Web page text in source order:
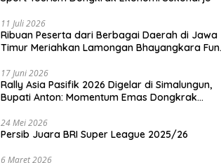
11 Juli 2026
Ribuan Peserta dari Berbagai Daerah di Jawa
Timur Meriahkan Lamongan Bhayangkara Fun
17 Juni 2026
Rally Asia Pasifik 2026 Digelar di Simalungun,
Bupati Anton: Momentum Emas Dongkrak
24 Mei 2026
Persib Juara BRI Super League 2025/26
6 Maret 2026